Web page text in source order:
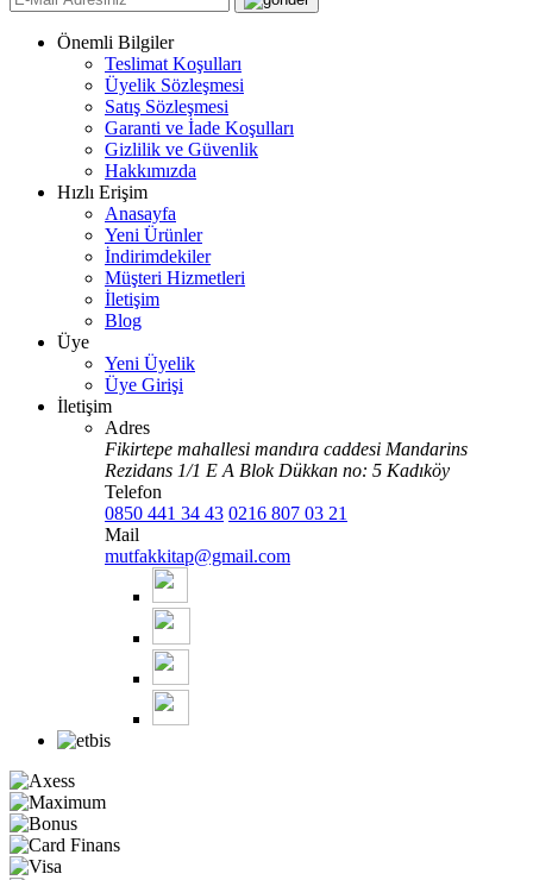
Önemli Bilgiler
Teslimat Koşulları
Üyelik Sözleşmesi
Satış Sözleşmesi
Garanti ve İade Koşulları
Gizlilik ve Güvenlik
Hakkımızda
Hızlı Erişim
Anasayfa
Yeni Ürünler
İndirimdekiler
Müşteri Hizmetleri
İletişim
Blog
Üye
Yeni Üyelik
Üye Girişi
İletişim
Adres
Fikirtepe mahallesi mandıra caddesi Mandarins
Rezidans 1/1 E A Blok Dükkan no: 5 Kadıköy
Telefon
0850 441 34 43 0216 807 03 21
Mail
mutfakkitap@gmail.com